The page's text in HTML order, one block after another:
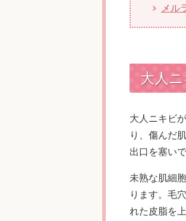
メル
大人
大人ニキビ
り、傷んだ
出口を塞い
未熟な肌細
ります。毛
れた皮脂を